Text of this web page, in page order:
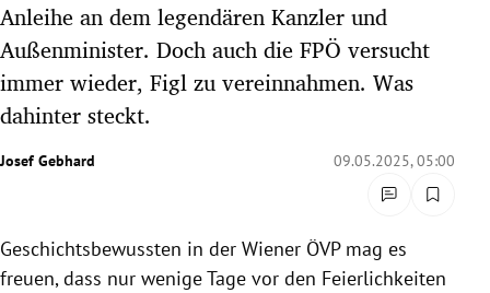
Untermenü
Untermenü
Untermenü
Anleihe an dem legendären Kanzler und
Außenminister. Doch auch die FPÖ versucht
immer wieder, Figl zu vereinnahmen. Was
dahinter steckt.
Josef Gebhard 09.05.2025, 05:00
Geschichtsbewussten in der Wiener ÖVP mag es
freuen, dass nur wenige Tage vor den Feierlichkeiten